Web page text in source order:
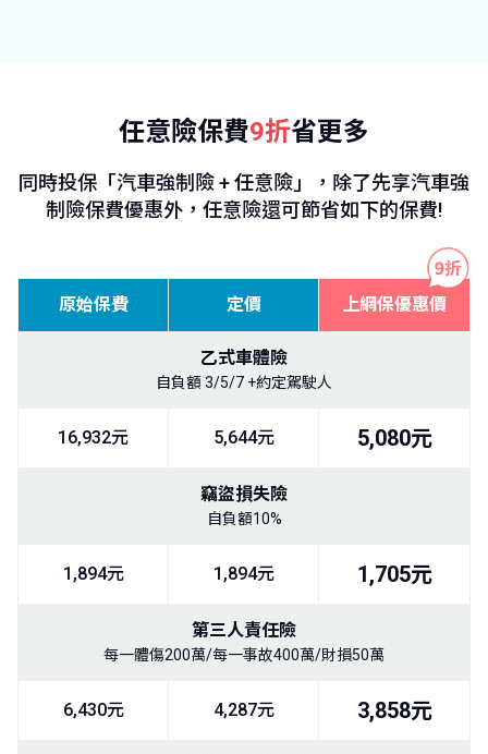
任意險保費9折省更多
同時投保「汽車強制險 + 任意險」，除了先享汽車強
制險保費優惠外，任意險還可節省如下的保費!
原始保費 定價 上網保優惠價
乙式車體險
自負額 3/5/7 +約定駕駛人
16,932元 5,644元 5,080元
竊盜損失險
自負額10%
1,894元 1,894元 1,705元
第三人責任險
每一體傷200萬/每一事故400萬/財損50萬
6,430元 4,287元 3,858元